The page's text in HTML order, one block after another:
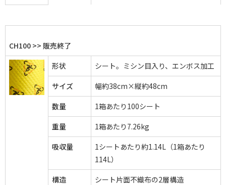
CH100 >> 販売終了
形状
シート。ミシン目入り、エンボス加工
サイズ
幅約38cm×縦約48cm
数量
1箱あたり100シート
重量
1箱あたり7.26kg
吸収量
1シートあたり約1.14L（1箱あたり
114L）
構造
シート片面不織布の2層構造